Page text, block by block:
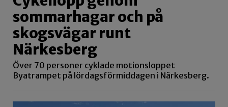
sommarhagar och på
skogsvägar runt
Närkesberg
Över 70 personer cyklade motionsloppet
Byatrampet på lördagsförmiddagen i Närkesberg.